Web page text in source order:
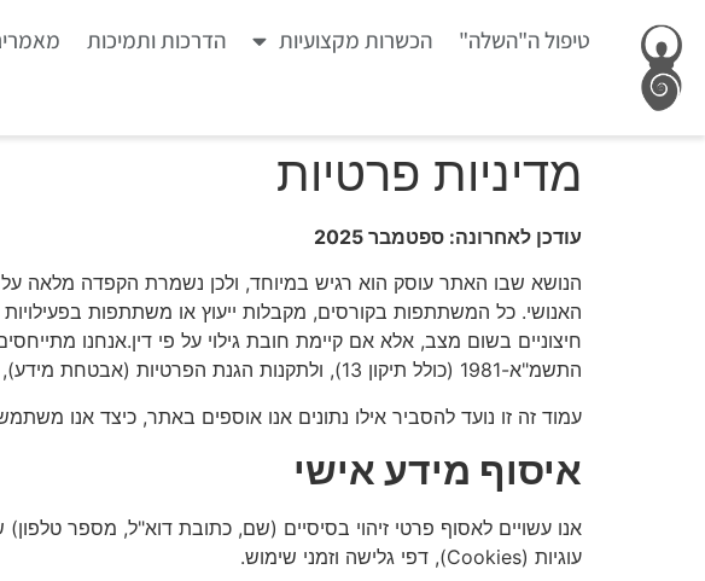
טיפול ה"השלה" הכשרות מקצועיות הדרכות ותמיכות
מדיניות פרטיות
עודכן לאחרונה: ספטמבר 2025
הנושא שבו האתר עוסק הוא רגיש במיוחד, ולכן נשמרת הקפדה מלאה על
האנושי. כל המשתתפות בקורסים, מקבלות ייעוץ או משתתפות
חיצוניים בשום מצב, אלא אם קיימת חובת גילוי על פי דין.אנחנו
התשמ"א-1981 (כולל תיקון 13), ולתקנות הגנת הפרטיות (אבטחת מידע), התשע"ז-2017.
עמוד זה זו נועד להסביר אילו נתונים אנו אוספים באתר, כיצד אנו
איסוף מידע אישי
עוגיות (Cookies), דפי גלישה וזמני שימוש.